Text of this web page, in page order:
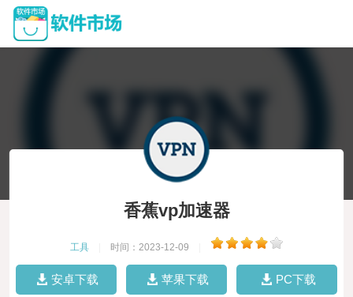
香蕉vp加速器
工具 时间：2023-12-09
安卓下载 苹果下载 PC下载